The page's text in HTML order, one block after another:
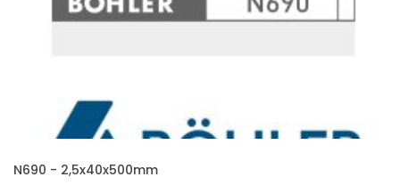
VLOŽIT DO KOŠÍKU
N690 - 2,5x40x500mm